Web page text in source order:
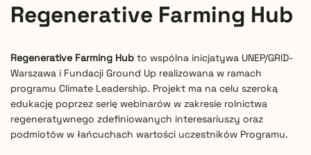
Regenerative Farming Hub
Regenerative Farming Hub to wspólna inicjatywa UNEP/GRID-
Warszawa ​i Fundacji Ground Up realizowana ​w ramach
programu Climate Leadership. ​Projekt ma na celu szeroką
edukację poprzez serię webinarów ​w zakresie rolnictwa
regeneratywnego zdefiniowanych interesariuszy oraz
podmiotów w łańcuchach wartości uczestników Programu.